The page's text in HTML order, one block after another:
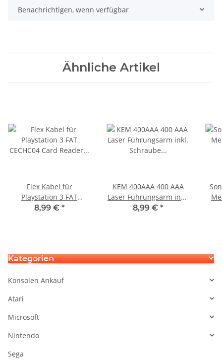
Benachrichtigen, wenn verfügbar
Ähnliche Artikel
Flex Kabel für
Playstation 3 FAT
CECHC04 Card Reader
8,99 € *
KEM 400AAA 400 AAA
Laser Führungsarm inkl.
Schraube für PS3
8,99 € *
Kategorien
Konsolen Ankauf
Atari
Microsoft
Nintendo
Sega